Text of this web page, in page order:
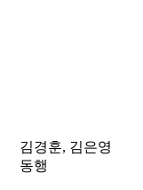
김경훈, 김은영
동행